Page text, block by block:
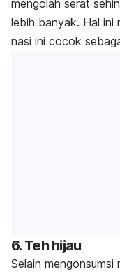
mengolah serat
lebih banyak. Hal ini
nasi ini cocok
6. Teh hijau
Selain